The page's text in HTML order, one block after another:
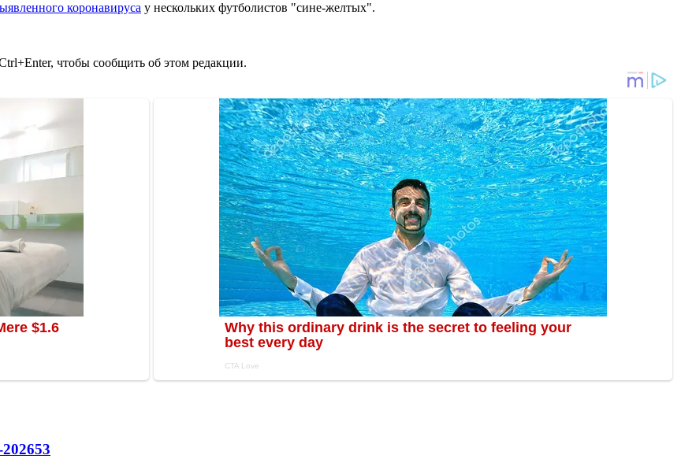
коронавируса у нескольких футболистов "сине-желтых".
чтобы сообщить об этом редакции.
53